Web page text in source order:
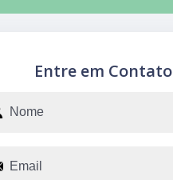
Entre em Contato